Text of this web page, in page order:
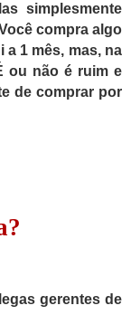
simplesmente
compra algo
1 mês, mas, na
ou não é ruim e
de comprar por
gerentes de